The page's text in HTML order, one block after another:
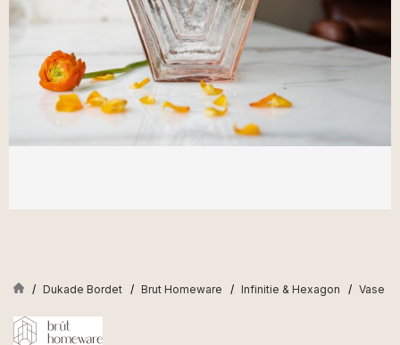
Dukade Bordet Brut Homeware Infinitie & Hexagon Vase